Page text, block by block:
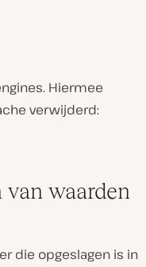
Hiermee
verwijderd:
waarden
die opgeslagen is in